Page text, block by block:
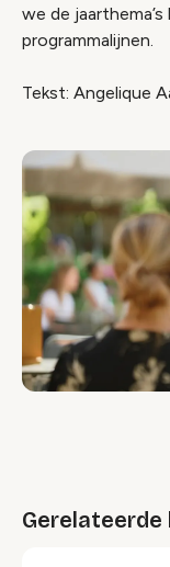
we de
programmalijnen.
Tekst: Angelique
Gerelateerde